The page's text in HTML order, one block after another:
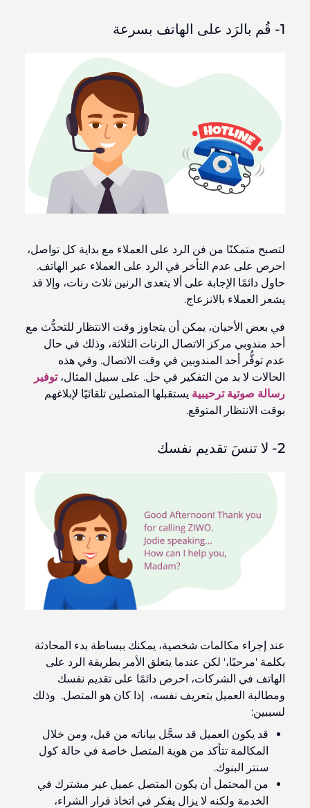
1- قُم بالرَد على الهاتف بسرعة
لتصبح متمكنًا من فن الرد على العملاء مع بداية كل تواصل،
احرص على عدم التأخر في الرد على العملاء عبر الهاتف.
حاول دائمًا الإجابة على ألا يتعدى الرنين ثلاث رنات، وإلا قد
يشعر العملاء بالانزعاج.
في بعض الأحيان، يمكن أن يتجاوز وقت الانتظار للتحدُّث مع
أحد مندوبي مركز الاتصال الرنات الثلاثة، وذلك في حال
عدم توفُّر أحد المندوبين في وقت الاتصال. وفي هذه
الحالات لا بد من التفكير في حل. على سبيل المثال،توفير
رسالة صوتية ترحيبية يستقبلها المتصلين تلقائيًا لإبلاغهم
بوقت الانتظار المتوقع.
2- لا تنسَ تقديم نفسك
عند إجراء مكالمات شخصية، يمكنك ببساطة بدء المحادثة
بكلمة 'مرحبًا،' لكن عندما يتعلق الأمر بطريقة الرد على
الهاتف في الشركات، احرص دائمًا على تقديم نفسك
ومطالبة العميل بتعريف نفسه، إذا كان هو المتصل. وذلك
لسببين:
قد يكون العميل قد سجَّل بياناته من قبل، ومن خلال
المكالمة تتأكد من هوية المتصل خاصة في حالة كول
سنتر البنوك.
من المحتمل أن يكون المتصل عميل غير مشترك في
الخدمة ولكنه لا يزال يفكر في اتخاذ قرار الشراء،